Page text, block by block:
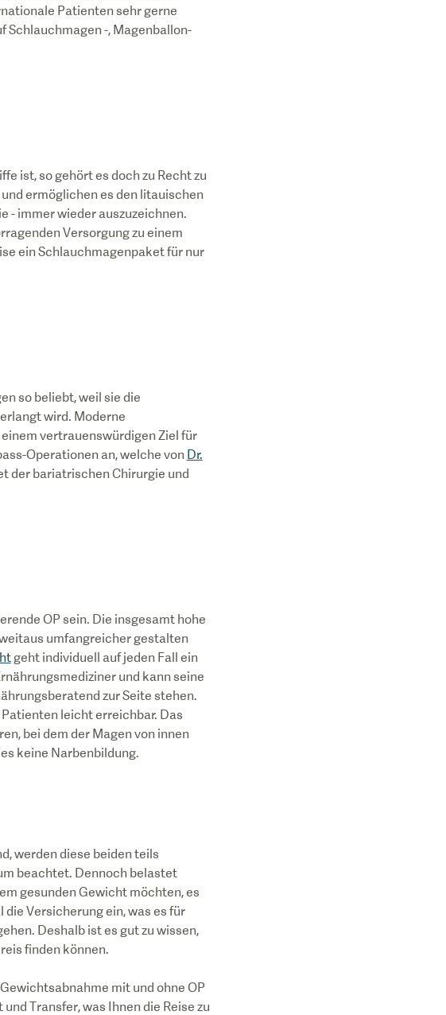
Patienten sehr gerne
Schlauchmagen -, Magenballon-
ist, so gehört es doch zu Recht zu
ermöglichen es den litauischen
- immer wieder auszuzeichnen.
Versorgung zu einem
ein Schlauchmagenpaket für nur
so beliebt, weil sie die
wird. Moderne
vertrauenswürdigen Ziel für
Operationen an, welche von Dr.
der bariatrischen Chirurgie und
OP sein. Die insgesamt hohe
umfangreicher gestalten
geht individuell auf jeden Fall ein
und kann seine
zur Seite stehen.
leicht erreichbar. Das
bei dem der Magen von innen
keine Narbenbildung.
werden diese beiden teils
beachtet. Dennoch belastet
gesunden Gewicht möchten, es
Versicherung ein, was es für
Deshalb ist es gut zu wissen,
finden können.
mit und ohne OP
Transfer, was Ihnen die Reise zu